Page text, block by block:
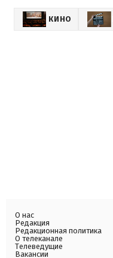
КИНО
О нас
Редакция
Редакционная политика
О телеканале
Телеведущие
Вакансии